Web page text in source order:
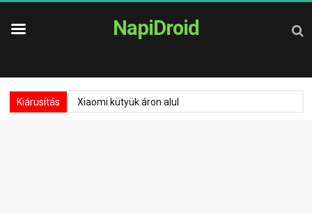
NapiDroid
Kiárusítás Xiaomi kütyük áron alul